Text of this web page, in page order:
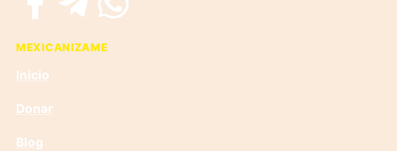
FacebookTelegramWhatsApp
MEXICANIZAME
Inicio
Donar
Blog